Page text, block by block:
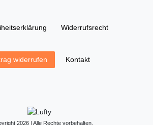
Widerrufs­recht
widerrufen Kontakt
2026 | Alle Rechte vorbehalten.